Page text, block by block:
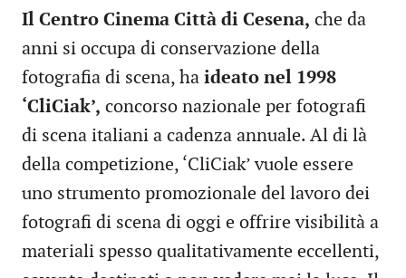
Il Centro Cinema Città di Cesena, che da
anni si occupa di conservazione della
fotografia di scena, ha ideato nel 1998
‘CliCiak’, concorso nazionale per fotografi
di scena italiani a cadenza annuale. Al di là
della competizione, ‘CliCiak’ vuole essere
uno strumento promozionale del lavoro dei
fotografi di scena di oggi e offrire visibilità a
materiali spesso qualitativamente eccellenti,